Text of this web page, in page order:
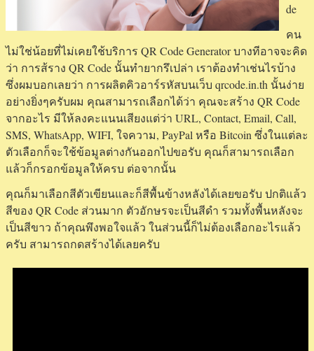
de
คน
ไม่ใช่น้อยที่ไม่เคยใช้บริการ QR Code Generator บางทีอาจจะคิด
ว่า การส้ราง QR Code นั้นทำยากรึเปล่า เราต้องทำเช่นไรบ้าง
ซึ่งผมบอกเลยว่า การผลิตคิวอาร์รหัสบนเว็บ qrcode.in.th นั้นง่าย
อย่างยิ่งๆครับผม คุณสามารถเลือกได้ว่า คุณจะสร้าง QR Code
จากอะไร มีให้ลงคะแนนเสียงแต่ว่า URL, Contact, Email, Call,
SMS, WhatsApp, WIFI, ใจความ, PayPal หรือ Bitcoin ซึ่งในแต่ละ
ตัวเลือกก็จะใช้ข้อมูลต่างกันออกไปขอรับ คุณก็สามารถเลือก
แล้วก็กรอกข้อมูลให้ครบ ต่อจากนั้น
คุณก็มาเลือกสีตัวเขียนและก็สีพื้นข้างหลังได้เลยขอรับ ปกติแล้ว
สีของ QR Code ส่วนมาก ตัวอักษรจะเป็นสีดำ รวมทั้งพื้นหลังจะ
เป็นสีขาว ถ้าคุณพึงพอใจแล้ว ในส่วนนี้ก็ไม่ต้องเลือกอะไรแล้ว
ครับ สามารถกดสร้างได้เลยครับ